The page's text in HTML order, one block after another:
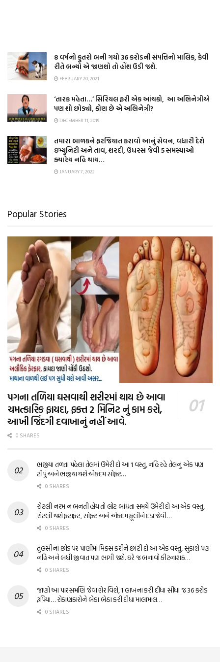
8 વર્ષનો કુતરો બની ગયો 36 કરોડની સંપત્તિનો માલિક, કેવી
રીતે બન્યો એ જાણશો તો હોંશ ઉડી જશે.
FEBRUARY 20, 2021
‘તારક મહેતા…’ સિરિયલ ફરી એક આંચકો, આ અભિનેત્રીએ
પણ શો છોડ્યો, કોણ છે એ અભિનેત્રી?
DECEMBER 11, 2019
તમારા બાળકને ફરજિયાત કરાવો આનું સેવન, વધારી દેશે
ઇમ્યુનિટી અને તાવ, શરદી, ઉધરસ જેવી 5 સમસ્યાઓ
ક્યારેય નહિ થાય…
JANUARY 7, 2022
Popular Stories
પગના તળિયા ઘસવાથી શરીરમાં થાય છે આવા
ચમત્કારિક ફાયદા, ફક્ત 2 મિનિટ નું કામ કરો,
આખી જિંદગી દવાખાનું નહીં આવે.
0 SHARES
ભજીયા તળતા પહેલા તેલમાં ઉમેરી દો આ 1 વસ્તુ, નહિ રહે તેલનું એક પણ
ટીપું અને ભજીયા થશે એકદમ સોફ્ટ…
0 SHARES
રોટલી નરમ ન બનતી હોય તો લોટ બાંધતા સમયે ઉમેરી દો આ એક વસ્તુ,
રોટલી થશે ફટાફટ, સોફ્ટ અને એકદમ ફૂલીને દડા જેવી…
0 SHARES
તુલસીના છોડ પર પાણીમાં મિક્સ કરીને છાંટી દો આ એક વસ્તુ, સુકાશે પણ
નહિ અને બધી જીવાત પણ ભાગી જશે. ઘરે જ બનાવો કીટનાશક…
0 SHARES
જાણો આ પારસમણિ જેવા શેર વિશે, 1 લાખના કરી દીધા સીધા જ 36 કરોડ
રૂપિયા… રોકાણકારોને બેઠા બેઠા કરી દીધા માલામાલ…
0 SHARES